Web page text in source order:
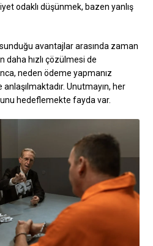
odaklı düşünmek, bazen yanlış
avantajlar arasında zaman
daha hızlı çözülmesi de
neden ödeme yapmanız
Unutmayın, her
hedeflemekte fayda var.